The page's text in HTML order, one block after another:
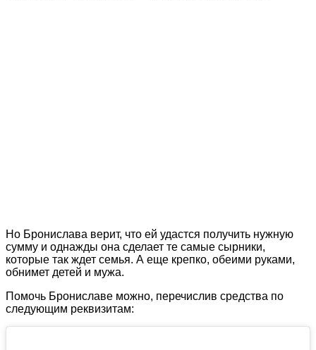
Но Бронислава верит, что ей удастся получить нужную
сумму и однажды она сделает те самые сырники,
которые так ждет семья. А еще крепко, обеими руками,
обнимет детей и мужа.
Помочь Брониславе можно, перечислив средства по
следующим реквизитам: